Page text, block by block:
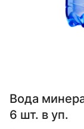
Вода
6 шт. в уп.